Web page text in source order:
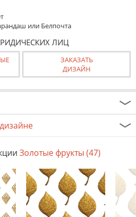
или Белпочта
ЛИЦ
ЗАКАЗАТЬ
ДИЗАЙН
Золотые фрукты (47)